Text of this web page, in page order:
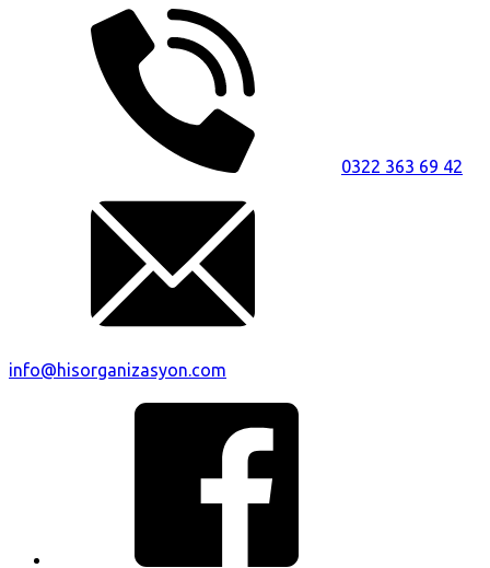
0322 363 69 42
info@hisorganizasyon.com